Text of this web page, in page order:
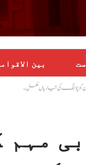
بین
مہم